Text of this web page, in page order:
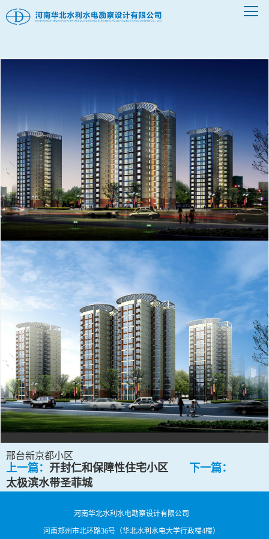
邢台新京都小区
上一篇： 开封仁和保障性住宅小区 下一篇：
太极滨水带圣菲城
河南华北水利水电勘察设计有限公司
河南郑州市北环路36号（华北水利水电大学行政楼4楼）